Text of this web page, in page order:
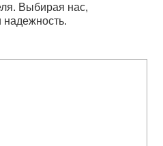
Выбирая нас,
надежность.